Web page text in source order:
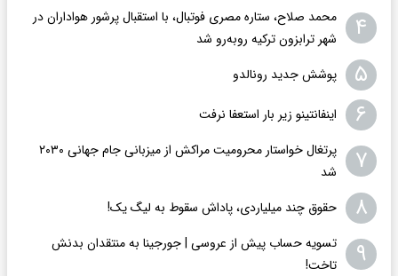
۴
محمد صلاح، ستاره مصری فوتبال، با استقبال پرشور هواداران در
شهر ترابزون ترکیه روبه‌رو شد
۵ پوشش جدید رونالدو
۶ اینفانتینو زیر بار استعفا نرفت
۷
پرتغال خواستار محرومیت مراکش از میزبانی جام جهانی ۲۰۳۰
شد
۸ حقوق چند میلیاردی، پاداش سقوط به لیگ یک!
۹
تسویه حساب پیش از عروسی | جورجینا به منتقدان بدنش
تاخت!